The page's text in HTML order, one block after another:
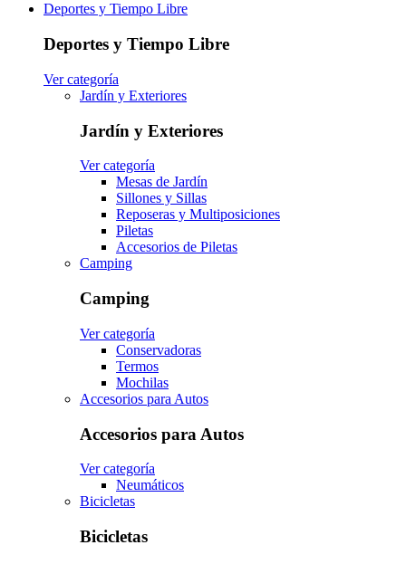
Deportes y Tiempo Libre
Deportes y Tiempo Libre
Ver categoría
Jardín y Exteriores
Jardín y Exteriores
Ver categoría
Mesas de Jardín
Sillones y Sillas
Reposeras y Multiposiciones
Piletas
Accesorios de Piletas
Camping
Camping
Ver categoría
Conservadoras
Termos
Mochilas
Accesorios para Autos
Accesorios para Autos
Ver categoría
Neumáticos
Bicicletas
Bicicletas